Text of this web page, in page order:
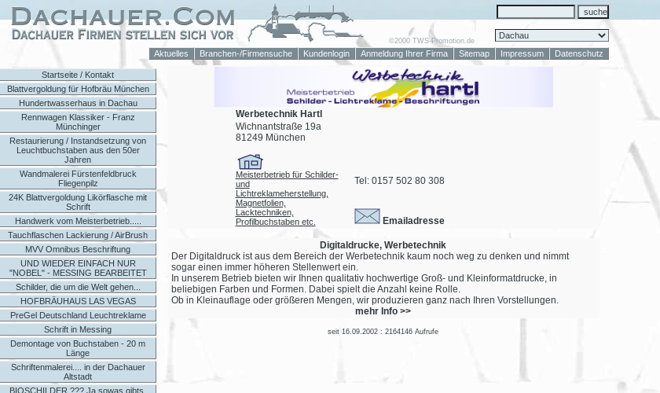
©2000 TWS-Promotion.de
Aktuelles Branchen-/Firmensuche Kundenlogin Anmeldung Ihrer Firma Sitemap Impressum Datenschutz
Startseite / Kontakt
Blattvergoldung für Hofbräu München
Hundertwasserhaus in Dachau
Rennwagen Klassiker - Franz
Münchinger
Restaurierung / Instandsetzung von
Leuchtbuchstaben aus den 50er
Jahren
Wandmalerei Fürstenfeldbruck
Fliegenpilz
24K Blattvergoldung Likörflasche mit
Schrift
Handwerk vom Meisterbetrieb.....
Tauchflaschen Lackierung / AirBrush
MVV Omnibus Beschriftung
UND WIEDER EINFACH NUR
"NOBEL" - MESSING BEARBEITET
Schilder, die um die Welt gehen...
HOFBRÄUHAUS LAS VEGAS
PreGel Deutschland Leuchtreklame
Schrift in Messing
Demontage von Buchstaben - 20 m
Länge
Schriftenmalerei.... in der Dachauer
Altstadt
BIOSCHILDER ??? Ja sowas gibts.
Werbetechnik Hartl
Wichnantstraße 19a
81249 München
Meisterbetrieb für Schilder-
und
Lichtreklameherstellung,
Magnetfolien,
Lacktechniken,
Profilbuchstaben etc.
Tel: 0157 502 80 308
Emailadresse
Digitaldrucke, Werbetechnik
Der Digitaldruck ist aus dem Bereich der Werbetechnik kaum noch weg zu denken und nimmt
sogar einen immer höheren Stellenwert ein.
In unserem Betrieb bieten wir Ihnen qualitativ hochwertige Groß- und Kleinformatdrucke, in
beliebigen Farben und Formen. Dabei spielt die Anzahl keine Rolle.
Ob in Kleinauflage oder größeren Mengen, wir produzieren ganz nach Ihren Vorstellungen.
mehr Info >>
seit 16.09.2002 : 2164146 Aufrufe